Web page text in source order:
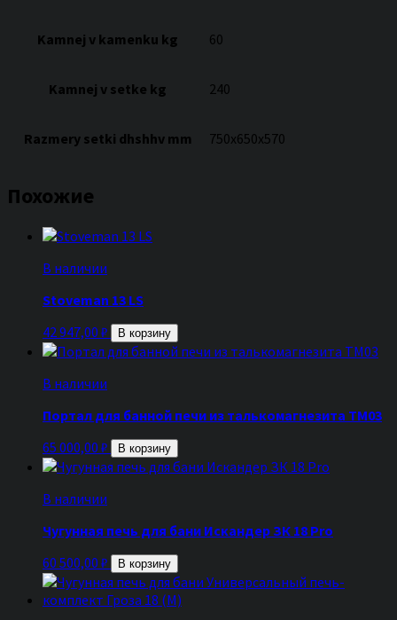
Kamnej v kamenku kg 60
Kamnej v setke kg 240
Razmery setki dhshhv mm 750х650х570
Похожие
В наличии
Stoveman 13 LS
42 947,00 ₽ В корзину
В наличии
Портал для банной печи из талькомагнезита ТМ03
65 000,00 ₽ В корзину
В наличии
Чугунная печь для бани Искандер ЗК 18 Pro
60 500,00 ₽ В корзину